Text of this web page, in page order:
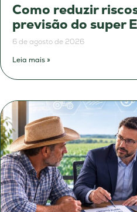
Como reduzir
previsão do super
6 de agosto de 2026
Leia mais »